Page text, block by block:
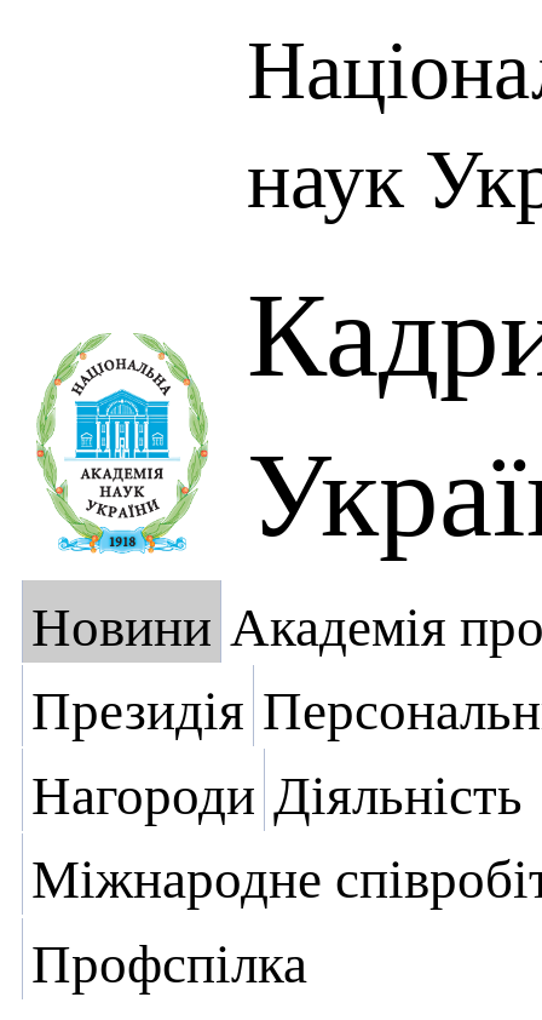
наук
Новини Академія
Президія
Нагороди Діяльність
Міжнародне
Профспілка